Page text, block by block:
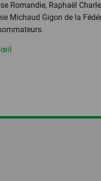
Romandie, Raphaël
Michaud Gigon de la